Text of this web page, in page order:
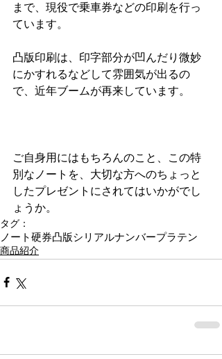
まで、現役で乗車券などの印刷を行っ
ています。
凸版印刷は、印字部分が凹んだり微妙
にかすれるなどして雰囲気が出るの
で、近年ブームが再来しています。
ご自身用にはもちろんのこと、この特
別なノートを、大切な方へのちょっと
したプレゼントにされてはいかがでし
ょうか。
タグ：
ノート硬券凸版シリアルナンバープラテン
商品紹介